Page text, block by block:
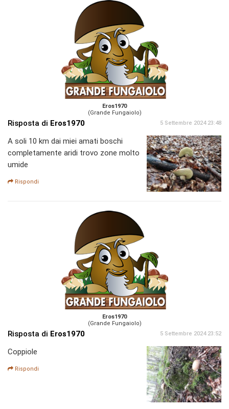
Eros1970
(Grande Fungaiolo)
Risposta di Eros1970 5 Settembre 2024 23:48
A soli 10 km dai miei amati boschi
completamente aridi trovo zone molto
umide
Rispondi
Eros1970
(Grande Fungaiolo)
Risposta di Eros1970 5 Settembre 2024 23:52
Coppiole
Rispondi